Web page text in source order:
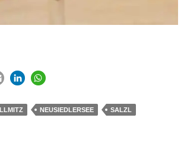
ILLMITZ NEUSIEDLERSEE
SALZL